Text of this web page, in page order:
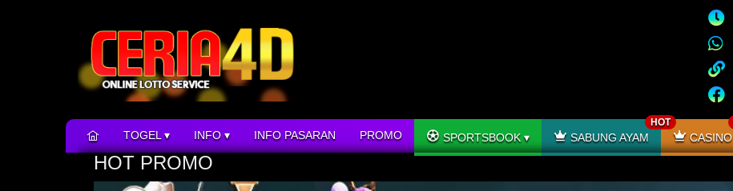
TOGEL INFO INFO PASARAN PROMO SPORTSBOOK SABUNG AYAM
HOT
CASINO
HOT PROMO